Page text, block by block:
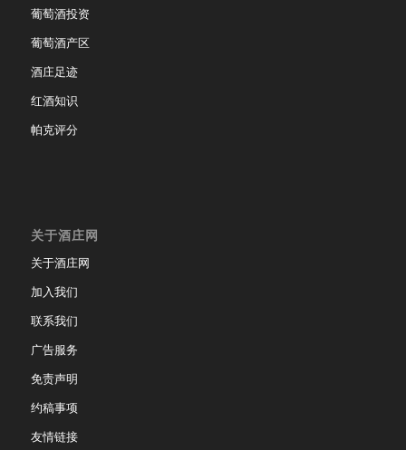
葡萄酒投资
葡萄酒产区
酒庄足迹
红酒知识
帕克评分
关于酒庄网
关于酒庄网
加入我们
联系我们
广告服务
免责声明
约稿事项
友情链接